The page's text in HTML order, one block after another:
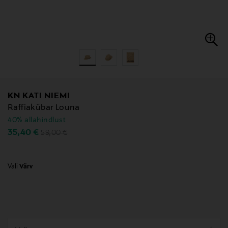
KN KATI NIEMI
Raffiakübar Louna
40% allahindlust
Discounted Price
35,40 € Original Price
59,00 €
Vali Värv